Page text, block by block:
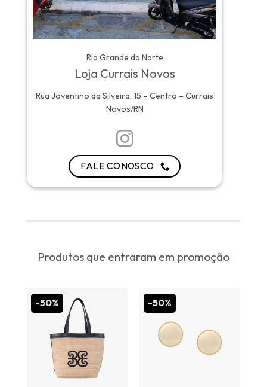
Rio Grande do Norte
Loja Currais Novos
Rua Joventino da Silveira, 15 – Centro – Currais
Novos/RN
FALE CONOSCO
Produtos que entraram em promoção
-50% -50%